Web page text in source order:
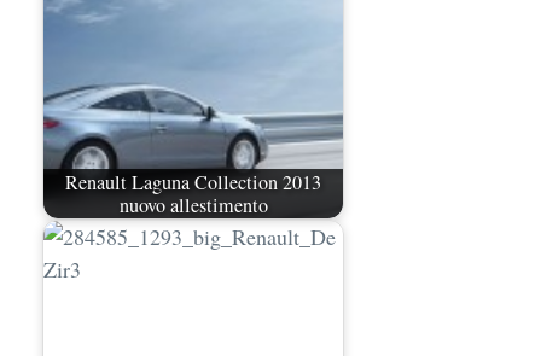
Renault Laguna Collection 2013
nuovo allestimento